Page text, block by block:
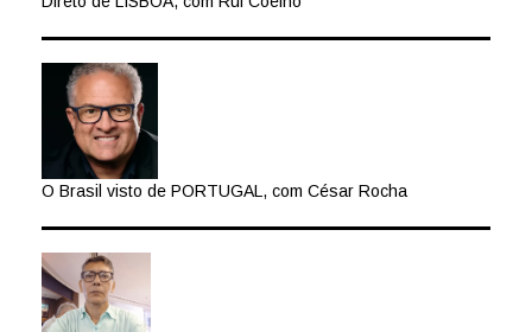
O Brasil visto de PORTUGAL, com César Rocha